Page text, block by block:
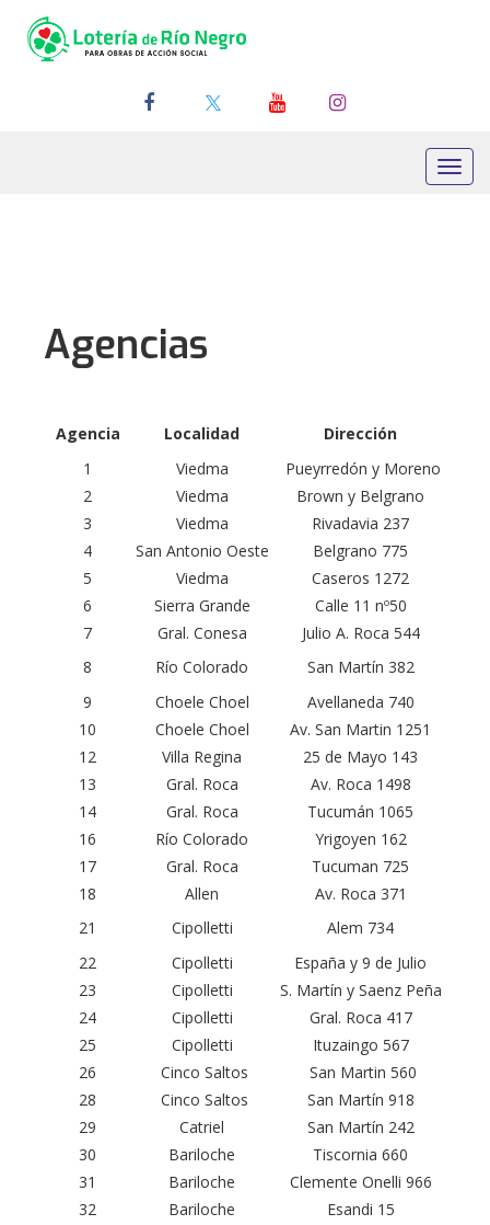
Agencias
Agencia Localidad
Dirección
1
Viedma
Pueyrredón y Moreno
2
Viedma
Brown y Belgrano
3
Viedma
Rivadavia 237
4
San Antonio Oeste
Belgrano 775
5
Viedma
Caseros 1272
6
Sierra Grande
Calle 11 nº50
7
Gral. Conesa
Julio A. Roca 544
8
Río Colorado
San Martín 382
9
Choele Choel
Avellaneda 740
10
Choele Choel
Av. San Martin 1251
12
Villa Regina
25 de Mayo 143
13
Gral. Roca
Av. Roca 1498
14
Gral. Roca
Tucumán 1065
16
Río Colorado
Yrigoyen 162
17
Gral. Roca
Tucuman 725
18
Allen
Av. Roca 371
21
Cipolletti
Alem 734
22
Cipolletti
España y 9 de Julio
23
Cipolletti
S. Martín y Saenz Peña
24
Cipolletti
Gral. Roca 417
25
Cipolletti
Ituzaingo 567
26
Cinco Saltos
San Martin 560
28
Cinco Saltos
San Martín 918
29
Catriel
San Martín 242
30
Bariloche
Tiscornia 660
31
Bariloche
Clemente Onelli 966
32
Bariloche
Esandi 15